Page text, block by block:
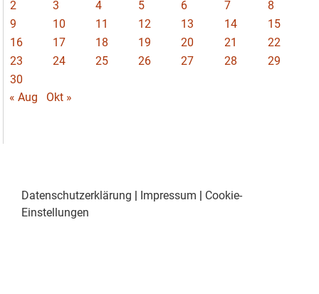
2
3 4 5 6 7
8
9
10 11 12 13 14
15
16
17 18 19 20 21
22
23
24 25 26 27 28
29
30
« Aug
Okt »
Datenschutzerklärung | Impressum | Cookie-
Einstellungen